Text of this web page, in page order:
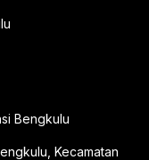
Bengkulu
Kecamatan